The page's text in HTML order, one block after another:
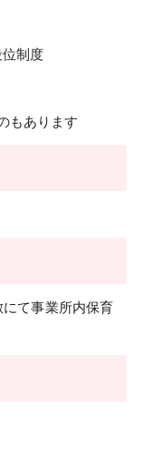
制度
もあります
て事業所内保育